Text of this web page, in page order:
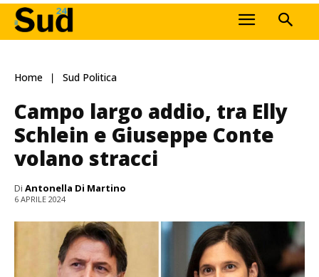
Home Sud Politica
Campo largo addio, tra Elly
Schlein e Giuseppe Conte
volano stracci
Di Antonella Di Martino
6 APRILE 2024